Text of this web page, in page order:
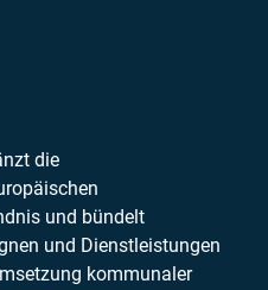
die
und bündelt
und Dienstleistungen
kommunaler